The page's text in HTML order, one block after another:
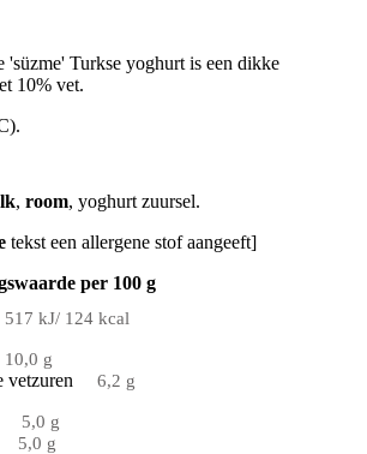
'süzme' Turkse yoghurt is een dikke
10% vet.
, room, yoghurt zuursel.
tekst een allergene stof aangeeft]
per 100 g
124 kcal
g
vetzuren 6,2 g
g
5,0 g